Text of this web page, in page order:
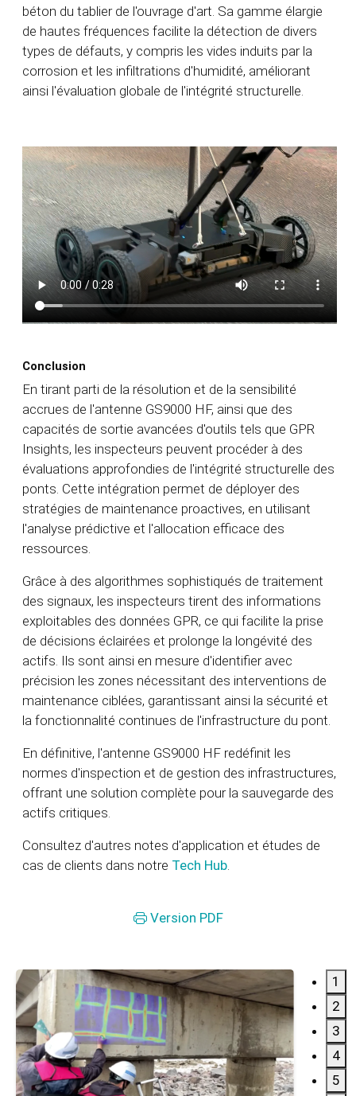
béton du tablier de l'ouvrage d'art. Sa gamme élargie
de hautes fréquences facilite la détection de divers
types de défauts, y compris les vides induits par la
corrosion et les infiltrations d'humidité, améliorant
ainsi l'évaluation globale de l'intégrité structurelle.
Conclusion
En tirant parti de la résolution et de la sensibilité
accrues de l'antenne GS9000 HF, ainsi que des
capacités de sortie avancées d'outils tels que GPR
Insights, les inspecteurs peuvent procéder à des
évaluations approfondies de l'intégrité structurelle des
ponts. Cette intégration permet de déployer des
stratégies de maintenance proactives, en utilisant
l'analyse prédictive et l'allocation efficace des
ressources.
Grâce à des algorithmes sophistiqués de traitement
des signaux, les inspecteurs tirent des informations
exploitables des données GPR, ce qui facilite la prise
de décisions éclairées et prolonge la longévité des
actifs. Ils sont ainsi en mesure d'identifier avec
précision les zones nécessitant des interventions de
maintenance ciblées, garantissant ainsi la sécurité et
la fonctionnalité continues de l'infrastructure du pont.
En définitive, l'antenne GS9000 HF redéfinit les
normes d'inspection et de gestion des infrastructures,
offrant une solution complète pour la sauvegarde des
actifs critiques.
Consultez d'autres notes d'application et études de
cas de clients dans notre Tech Hub.
Version PDF
1
2
3
4
5